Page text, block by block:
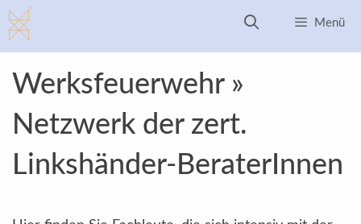
Zum
Inhalt
springen
Menü
Werksfeuerwehr »
Netzwerk der zert.
Linkshänder-BeraterInnen